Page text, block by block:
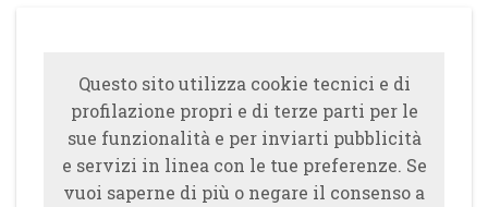
Questo sito utilizza cookie tecnici e di
profilazione propri e di terze parti per le
sue funzionalità e per inviarti pubblicità
e servizi in linea con le tue preferenze. Se
vuoi saperne di più o negare il consenso a